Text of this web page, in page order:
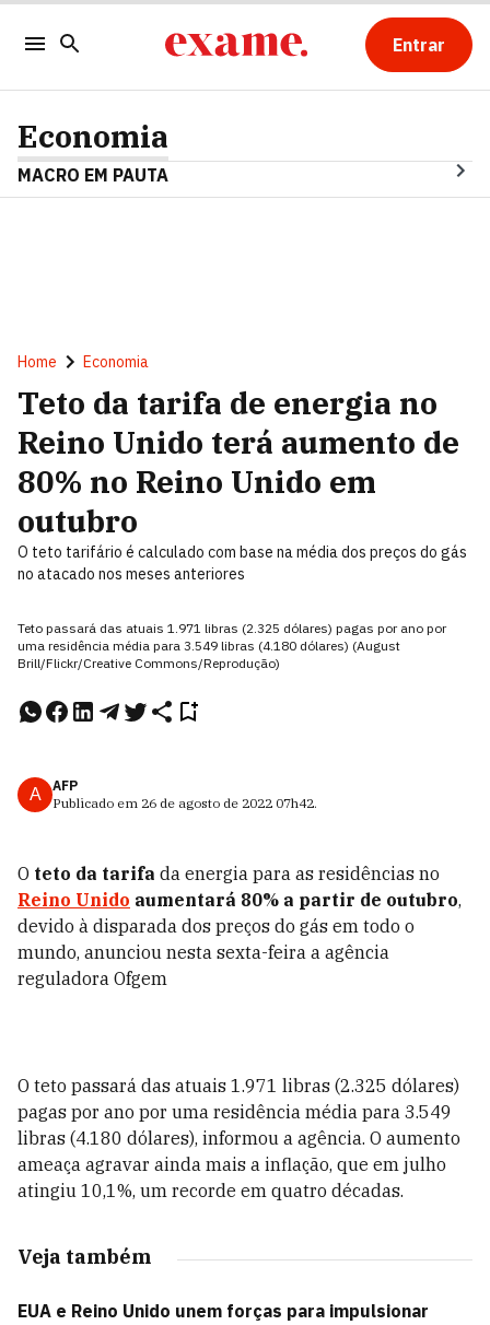
Entrar
Economia
MACRO EM PAUTA
Home Economia
Teto da tarifa de energia no
Reino Unido terá aumento de
80% no Reino Unido em
outubro
O teto tarifário é calculado com base na média dos preços do gás
no atacado nos meses anteriores
Teto passará das atuais 1.971 libras (2.325 dólares) pagas por ano por
uma residência média para 3.549 libras (4.180 dólares) (August
Brill/Flickr/Creative Commons/Reprodução)
A
AFP
Publicado em 26 de agosto de 2022 07h42.
O teto da tarifa da energia para as residências no
Reino Unido aumentará 80% a partir de outubro,
devido à disparada dos preços do gás em todo o
mundo, anunciou nesta sexta-feira a agência
reguladora Ofgem
O teto passará das atuais 1.971 libras (2.325 dólares)
pagas por ano por uma residência média para 3.549
libras (4.180 dólares), informou a agência. O aumento
ameaça agravar ainda mais a inflação, que em julho
atingiu 10,1%, um recorde em quatro décadas.
Veja também
EUA e Reino Unido unem forças para impulsionar